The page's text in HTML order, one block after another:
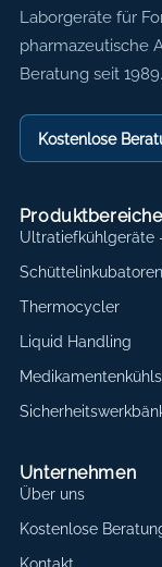
Axon
Laborgeräte für
pharmazeutische
Beratung seit 1989.
Kostenlose
Produktbereiche
Ultratiefkühlgeräte -
Schüttelinkubatoren
Thermocycler
Liquid Handling
Unternehmen
Über uns
Kostenlose
Kontakt